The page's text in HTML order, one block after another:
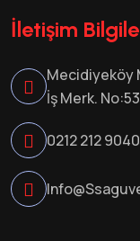
İletişim
Mecidiyeköy
İş Merk.
0212 212 9040